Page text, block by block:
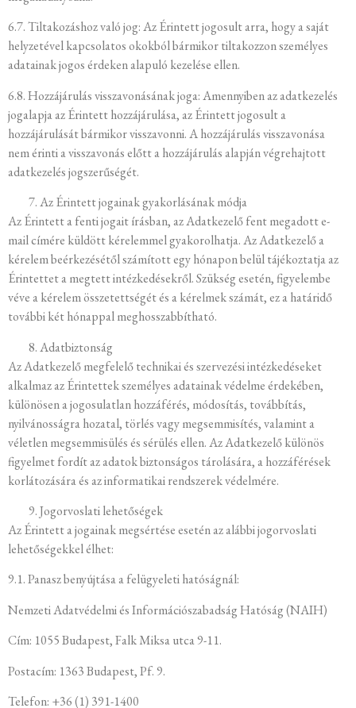
6.7. Tiltakozáshoz való jog: Az Érintett jogosult arra, hogy a saját
helyzetével kapcsolatos okokból bármikor tiltakozzon személyes
adatainak jogos érdeken alapuló kezelése ellen.
6.8. Hozzájárulás visszavonásának joga: Amennyiben az adatkezelés
jogalapja az Érintett hozzájárulása, az Érintett jogosult a
hozzájárulását bármikor visszavonni. A hozzájárulás visszavonása
nem érinti a visszavonás előtt a hozzájárulás alapján végrehajtott
adatkezelés jogszerűségét.
Az Érintett jogainak gyakorlásának módja
Az Érintett a fenti jogait írásban, az Adatkezelő fent megadott e-
mail címére küldött kérelemmel gyakorolhatja. Az Adatkezelő a
kérelem beérkezésétől számított egy hónapon belül tájékoztatja az
Érintettet a megtett intézkedésekről. Szükség esetén, figyelembe
véve a kérelem összetettségét és a kérelmek számát, ez a határidő
további két hónappal meghosszabbítható.
Adatbiztonság
Az Adatkezelő megfelelő technikai és szervezési intézkedéseket
alkalmaz az Érintettek személyes adatainak védelme érdekében,
különösen a jogosulatlan hozzáférés, módosítás, továbbítás,
nyilvánosságra hozatal, törlés vagy megsemmisítés, valamint a
véletlen megsemmisülés és sérülés ellen. Az Adatkezelő különös
figyelmet fordít az adatok biztonságos tárolására, a hozzáférések
korlátozására és az informatikai rendszerek védelmére.
Jogorvoslati lehetőségek
Az Érintett a jogainak megsértése esetén az alábbi jogorvoslati
lehetőségekkel élhet:
9.1. Panasz benyújtása a felügyeleti hatóságnál:
Nemzeti Adatvédelmi és Információszabadság Hatóság (NAIH)
Cím: 1055 Budapest, Falk Miksa utca 9-11.
Postacím: 1363 Budapest, Pf. 9.
Telefon: +36 (1) 391-1400